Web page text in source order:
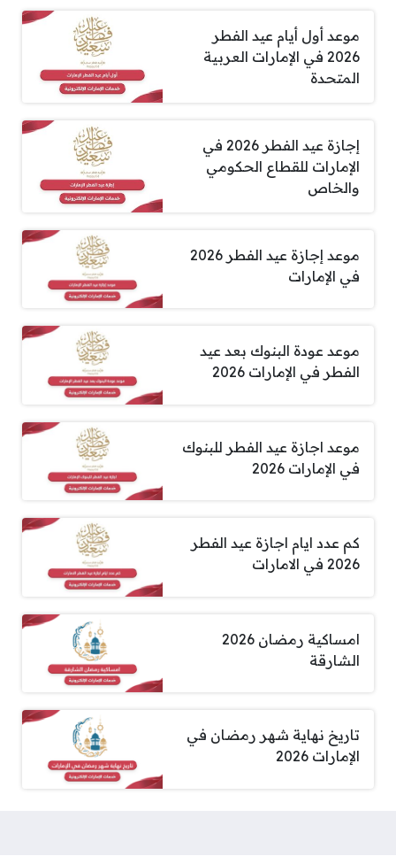
موعد أول أيام عيد الفطر
2026 في الإمارات العربية
المتحدة
إجازة عيد الفطر 2026 في
الإمارات للقطاع الحكومي
والخاص
موعد إجازة عيد الفطر 2026
في الإمارات
موعد عودة البنوك بعد عيد
الفطر في الإمارات 2026
موعد اجازة عيد الفطر للبنوك
في الإمارات 2026
كم عدد ايام اجازة عيد الفطر
2026 في الامارات
امساكية رمضان 2026
الشارقة
تاريخ نهاية شهر رمضان في
الإمارات 2026